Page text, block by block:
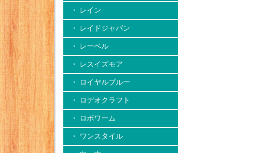
・ レイン
・ レイドジャパン
・ レーベル
・ レスイズモア
・ ロイヤルブルー
・ ロデオクラフト
・ ロボワーム
・ ワンスタイル